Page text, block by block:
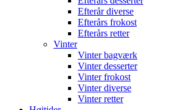
Efterår diverse
Efterårs frokost
Efterårs retter
Vinter
Vinter bagværk
Vinter desserter
Vinter frokost
Vinter diverse
Vinter retter